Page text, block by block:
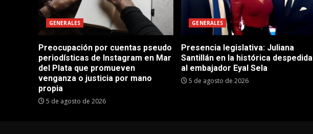
GENERALES
Preocupación por cuentas pseudo
periodísticas de Instagram en Mar
del Plata que promueven
venganza o justicia por mano
propia
5 de agosto de 2026
GENERALES
Presencia legislativa: Juliana
Santillán en la histórica despedida
al embajador Eyal Sela
5 de agosto de 2026